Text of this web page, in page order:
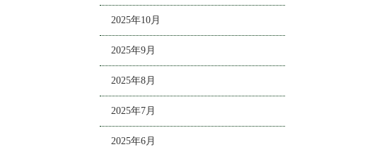
2025年10月
2025年9月
2025年8月
2025年7月
2025年6月